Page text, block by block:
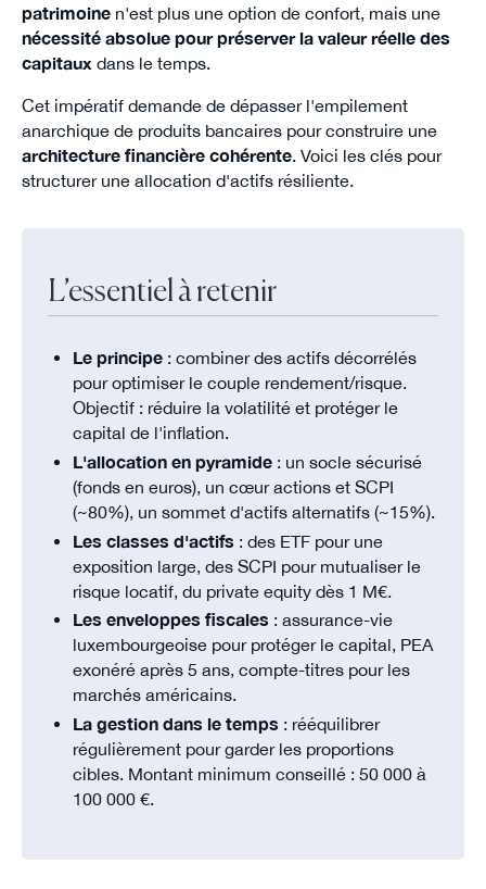
patrimoinen'est plus une option de confort, mais une
nécessité absolue pour préserver la valeur réelle des
capitaux dans le temps.
Cet impératif demande de dépasser l'empilement
anarchique de produits bancaires pour construire une
architecture financière cohérente. Voici les clés pour
structurer une allocation d'actifs résiliente.
L’essentiel à retenir
Le principe : combiner des actifs décorrélés
pour optimiser le couple rendement/risque.
Objectif : réduire la volatilité et protéger le
capital de l'inflation.
L'allocation en pyramide : un socle sécurisé
(fonds en euros), un cœur actions et SCPI
(~80%), un sommet d'actifs alternatifs (~15%).
Les classes d'actifs : des ETF pour une
exposition large, des SCPI pour mutualiser le
risque locatif, du private equity dès 1 M€.
Les enveloppes fiscales : assurance-vie
luxembourgeoise pour protéger le capital, PEA
exonéré après 5 ans, compte-titres pour les
marchés américains.
La gestion dans le temps : rééquilibrer
régulièrement pour garder les proportions
cibles. Montant minimum conseillé : 50 000 à
100 000 €.